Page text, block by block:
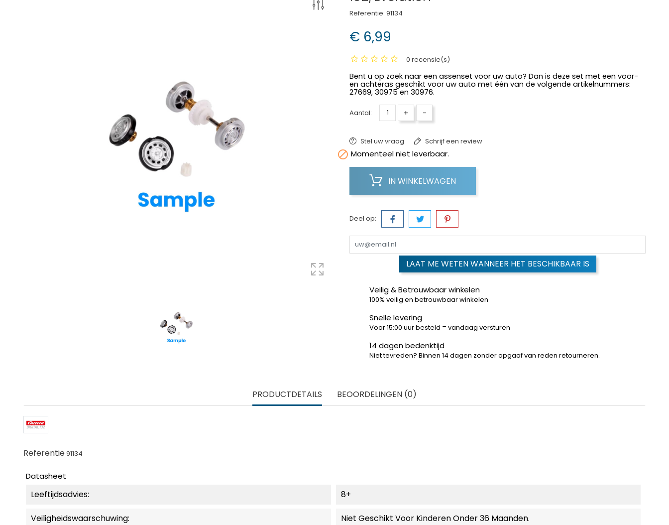
Referentie: 91134
€ 6,99
0 recensie(s)
Bent u op zoek naar een assenset voor uw auto? Dan is deze set met een voor-
en achteras geschikt voor uw auto met één van de volgende artikelnummers:
27669, 30975 en 30976.
Aantal: + -
Stel uw vraag Schrijf een review
 Momenteel niet leverbaar.
IN WINKELWAGEN
Deel op:
LAAT ME WETEN WANNEER HET BESCHIKBAAR IS
Veilig & Betrouwbaar winkelen
100% veilig en betrouwbaar winkelen
Snelle levering
Voor 15:00 uur besteld = vandaag versturen
14 dagen bedenktijd
Niet tevreden? Binnen 14 dagen zonder opgaaf van reden retourneren.
PRODUCTDETAILS BEOORDELINGEN (0)
Referentie91134
Datasheet
Leeftijdsadvies: 8+
Veiligheidswaarschuwing: Niet Geschikt Voor Kinderen Onder 36 Maanden.